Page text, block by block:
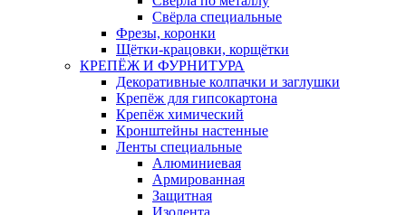
Свёрла специальные
Фрезы, коронки
Щётки-крацовки, корщётки
КРЕПЁЖ И ФУРНИТУРА
Декоративные колпачки и заглушки
Крепёж для гипсокартона
Крепёж химический
Кронштейны настенные
Ленты специальные
Алюминиевая
Армированная
Защитная
Изолента